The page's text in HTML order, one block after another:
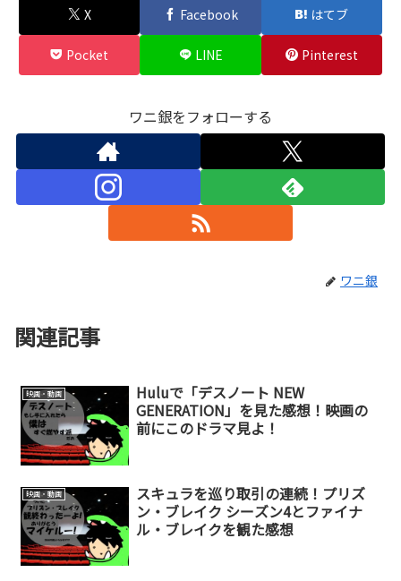
X Facebook はてブ
Pocket LINE Pinterest
ワニ銀をフォローする
ワニ銀
関連記事
映画・動画
Huluで「デスノート NEW
GENERATION」を見た感想！映画の
前にこのドラマ見よ！
映画・動画
スキュラを巡り取引の連続！プリズ
ン・ブレイク シーズン4とファイナ
ル・ブレイクを観た感想